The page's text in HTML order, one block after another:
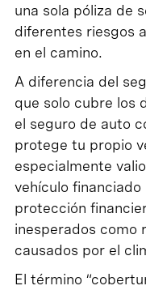
una sola póliza de
diferentes riesgos
en el camino.
A diferencia del
que solo cubre los
el seguro de auto
protege tu propio
especialmente
vehículo
protección
inesperados como
causados por el
El término